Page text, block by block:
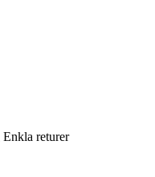
Enkla returer